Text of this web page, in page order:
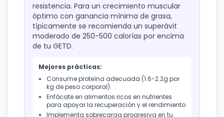
resistencia. Para un crecimiento muscular
óptimo con ganancia mínima de grasa,
típicamente se recomienda un superávit
moderado de 250-500 calorías por encima
de tu GETD.
Mejores prácticas:
Consume proteína adecuada (1.6-2.2g por
kg de peso corporal)
Enfócate en alimentos ricos en nutrientes
para apoyar la recuperación y el rendimiento
Implementa sobrecarga progresiva en tu